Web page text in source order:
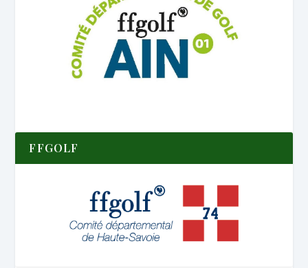
FFGOLF